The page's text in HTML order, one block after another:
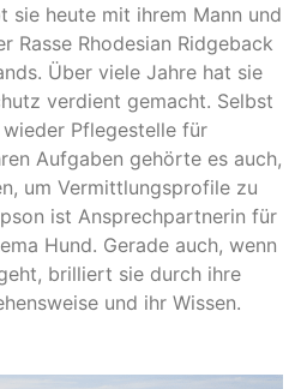
sie heute mit ihrem Mann und
Rasse Rhodesian Ridgeback
Über viele Jahre hat sie
verdient gemacht. Selbst
Pflegestelle für
Aufgaben gehörte es auch,
um Vermittlungsprofile zu
ist Ansprechpartnerin für
Hund. Gerade auch, wenn
brilliert sie durch ihre
und ihr Wissen.